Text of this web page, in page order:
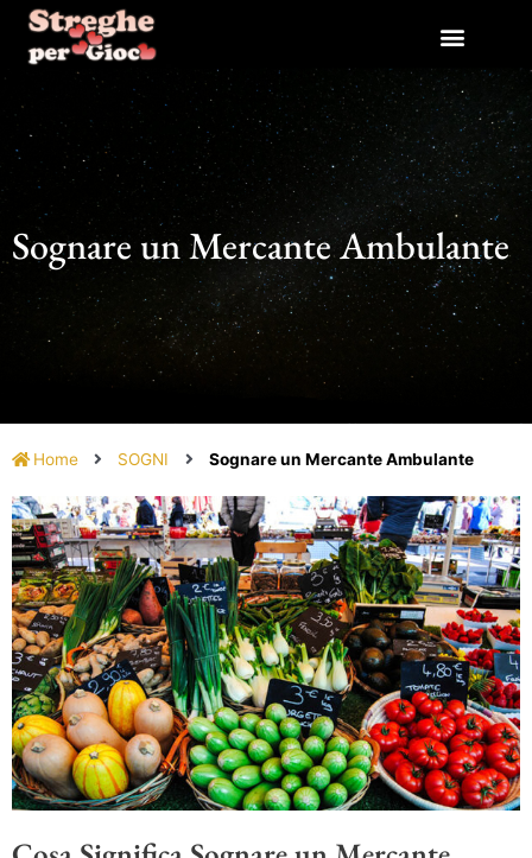
contenuto
Sognare un Mercante Ambulante
Home SOGNI Sognare un Mercante Ambulante